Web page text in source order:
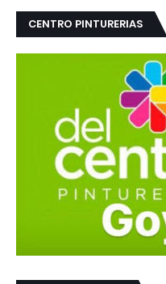
CENTRO PINTURERIAS